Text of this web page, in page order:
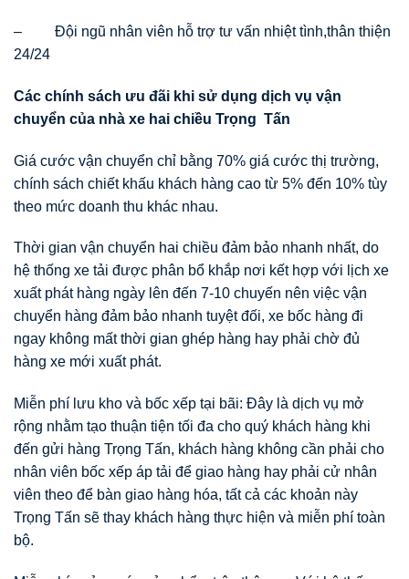
– Đội ngũ nhân viên hỗ trợ tư vấn nhiệt tình,thân thiện
24/24
Các chính sách ưu đãi khi sử d ụng d ịch vụ vận
chuyển của nhà xe hai chiều Trọng Tấn
Giá cước vận chuyển chỉ bằng 70% giá cước thị trường,
chính sách chiết khấu khách hàng cao từ 5% đến 10% tùy
theo mức doanh thu khác nhau.
Thời gian vận chuyển hai chiều đảm bảo nhanh nhất, do
hệ thống xe tải được phân bổ khắp nơi kết hợp với lịch xe
xuất phát hàng ngày lên đến 7-10 chuyến nên việc vận
chuyển hàng đảm bảo nhanh tuyệt đối, xe bốc hàng đi
ngay không mất thời gian ghép hàng hay phải chờ đủ
hàng xe mới xuất phát.
Miễn phí lưu kho và bốc xếp tại bãi: Đây là dịch vụ mở
rộng nhằm tạo thuận tiện tối đa cho quý khách hàng khi
đến gửi hàng Trọng Tấn, khách hàng không cần phải cho
nhân viên bốc xếp áp tải để giao hàng hay phải cử nhân
viên theo để bàn giao hàng hóa, tất cả các khoản này
Trọng Tấn sẽ thay khách hàng thực hiện và miễn phí toàn
bộ.